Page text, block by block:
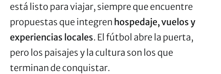
está listo para viajar, siempre que encuentre
propuestas que integren hospedaje, vuelos y
experiencias locales. El fútbol abre la puerta,
pero los paisajes y la cultura son los que
terminan de conquistar.